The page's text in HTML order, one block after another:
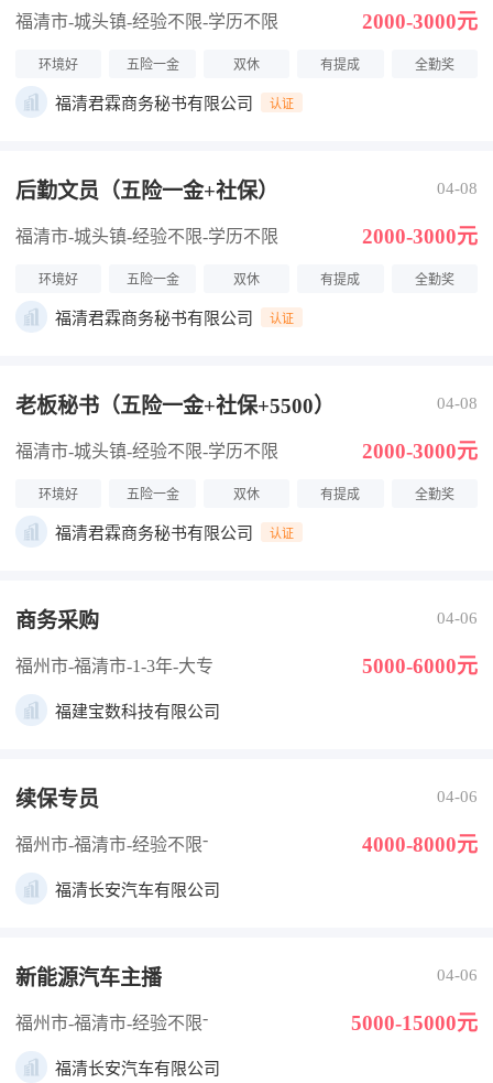
福清市-城头镇-经验不限-学历不限 2000-3000元
环境好 五险一金 双休 有提成 全勤奖
福清君霖商务秘书有限公司 认证
后勤文员（五险一金+社保） 04-08
福清市-城头镇-经验不限-学历不限 2000-3000元
环境好 五险一金 双休 有提成 全勤奖
福清君霖商务秘书有限公司 认证
老板秘书（五险一金+社保+5500） 04-08
福清市-城头镇-经验不限-学历不限 2000-3000元
环境好 五险一金 双休 有提成 全勤奖
福清君霖商务秘书有限公司 认证
商务采购 04-06
福州市-福清市-1-3年-大专 5000-6000元
福建宝数科技有限公司
续保专员 04-06
福州市-福清市-经验不限- 4000-8000元
福清长安汽车有限公司
新能源汽车主播 04-06
福州市-福清市-经验不限- 5000-15000元
福清长安汽车有限公司